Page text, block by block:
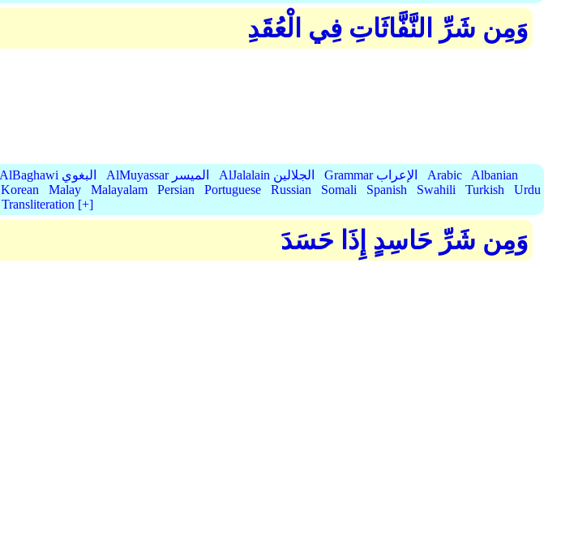
وَمِن شَرِّ النَّفَّاثَاتِ فِي الْعُقَدِ
AlBaghawi البغوي AlMuyassar الميسر AlJalalain الجلالين Grammar الإعراب Arabic
Albanian
Korean Malay Malayalam Persian Portuguese Russian Somali Spanish Swahili Turkish
Urdu
Transliteration [+]
وَمِن شَرِّ حَاسِدٍ إِذَا حَسَدَ